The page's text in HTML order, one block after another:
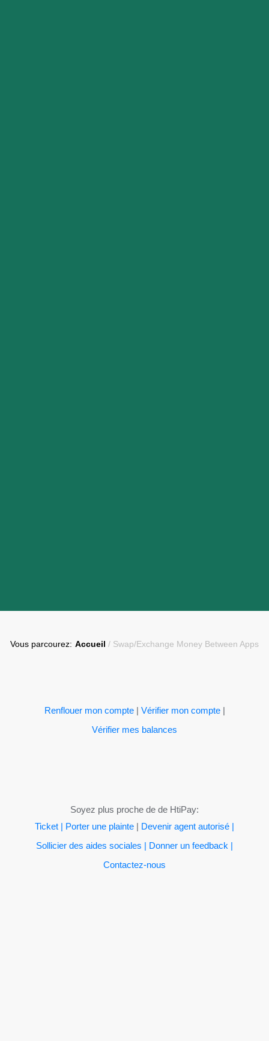
Vous parcourez: Accueil / Swap/Exchange Money Between Apps
Renflouer mon compte| Vérifier mon compte|
Vérifier mes balances
Soyez plus proche de de HtiPay:
Ticket | Porter une plainte | Devenir agent autorisé |
Sollicier des aides sociales | Donner un feedback |
Contactez-nous